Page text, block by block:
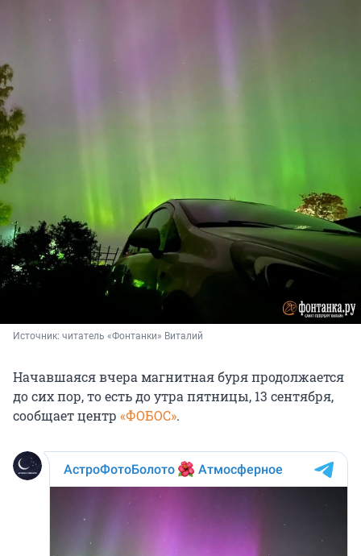
Источник: читатель «Фонтанки» Виталий
Начавшаяся вчера магнитная буря продолжается
до сих пор, то есть до утра пятницы, 13 сентября,
сообщает центр «ФОБОС».